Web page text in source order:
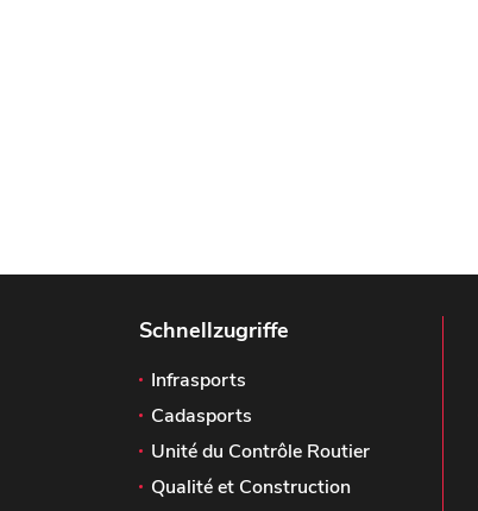
Schnellzugriffe
Infrasports
Cadasports
Unité du Contrôle Routier
Qualité et Construction